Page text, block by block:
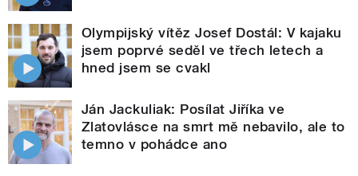
Olympijský vítěz Josef Dostál: V kajaku
jsem poprvé seděl ve třech letech a
hned jsem se cvakl
Ján Jackuliak: Posílat Jiříka ve
Zlatovlásce na smrt mě nebavilo, ale to
temno v pohádce ano